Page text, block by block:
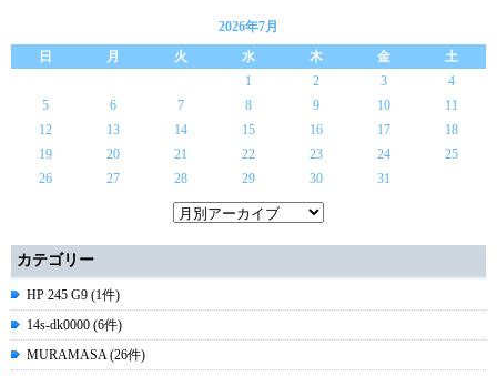
2026年7月
日
月 火 水 木 金
土
1
2 3
4
5
6 7 8 9 10
11
12
13 14 15 16 17
18
19
20 21 22 23 24
25
26
27 28 29 30 31
カテゴリー
HP 245 G9 (1件)
14s-dk0000 (6件)
MURAMASA (26件)